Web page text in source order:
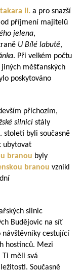
II. a pro snazší
příjmení majitelů
jelena,
U Bílé labutě,
. Při velkém počtu
měšťanských
poskytováno
příchozím,
silnici stály
století byli současně
ubytovat
branou byly
branou vznikl
silnic
Budějovic na síť
návštěvníky cestující
hostinců. Mezi
Ti měli svá
Současně